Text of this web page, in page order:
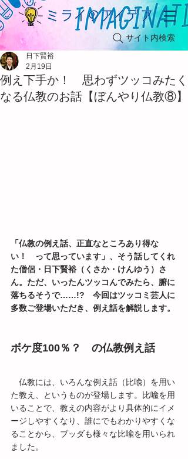
サイト内検索
例え下手か！ 思わずツッコみたく
なる仏教のお話【ぼんやり仏教⑧】
日下賢裕
2月19日
「仏教の例え話、正直なところあり得な
い！　って思っています」、そう話してくれ
た僧侶・日下賢裕（くさか・けんゆう）さ
ん。ただ、いったんツッコんでみたら、腑に
落ちるそうで……!?　今回はツッコミ芸人に
多数ご登場いただき、例え話を解説します。
ボケ度100％？　の仏教例え話
仏教には、いろんな例え話（比喩）を用い
た教え、というものが登場します。比喩を用
いることで、教えの内容がより具体的にイメ
ージしやすくなり、誰にでもわかりやすくな
ることから、ブッダも様々な比喩を用いられ
ました。